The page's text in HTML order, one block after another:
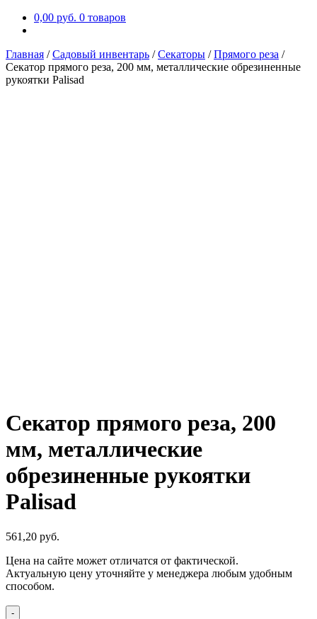
0,00 руб. 0 товаров
Главная /Садовый инвентарь /Секаторы /Прямого реза /
Секатор прямого реза, 200 мм, металлические обрезиненные
рукоятки Palisad
Секатор прямого реза, 200
мм, металлические
обрезиненные рукоятки
Palisad
561,20 руб.
Цена на сайте может отличатся от фактической.
Актуальную цену уточняйте у менеджера любым удобным
способом.
-